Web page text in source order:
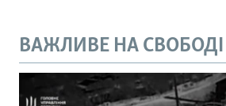
ВАЖЛИВЕ НА СВОБОДІ